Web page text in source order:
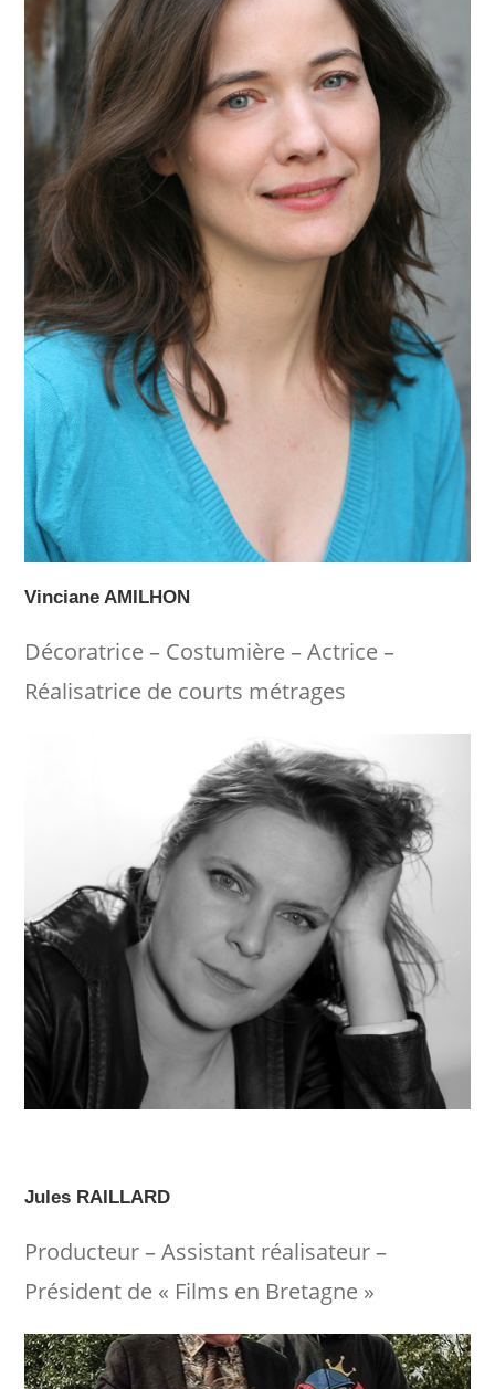
Vinciane AMILHON
Décoratrice – Costumière – Actrice –
Réalisatrice de courts métrages
Jules RAILLARD
Producteur – Assistant réalisateur –
Président de « Films en Bretagne »